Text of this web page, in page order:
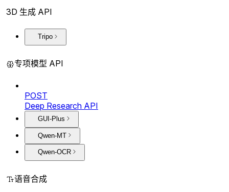
3D 生成 API
Tripo
专项模型 API
POST
Deep Research API
GUI-Plus
Qwen-MT
Qwen-OCR
语音合成